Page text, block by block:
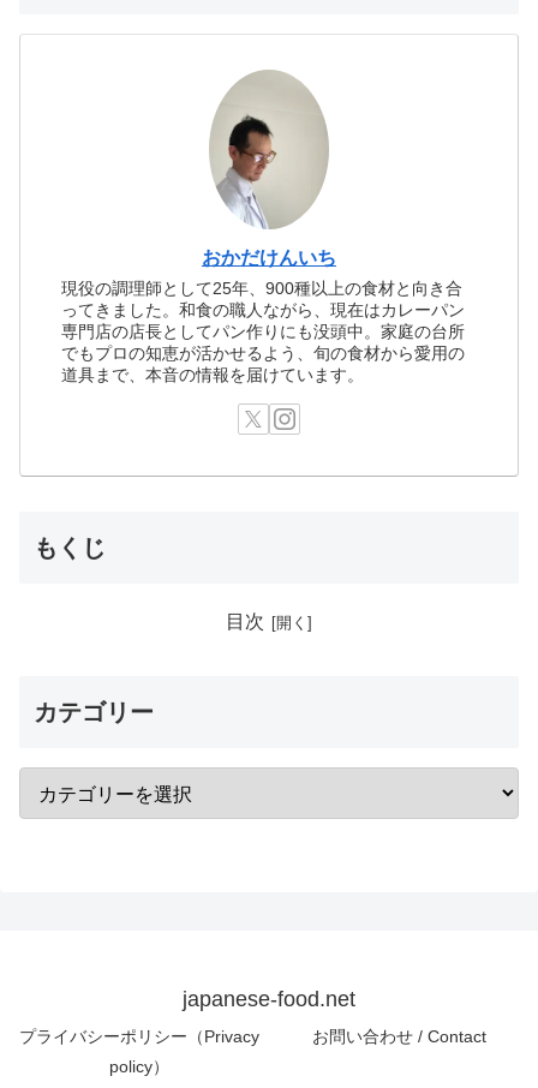
おかだけんいち
現役の調理師として25年、900種以上の食材と向き合
ってきました。和食の職人ながら、現在はカレーパン
専門店の店長としてパン作りにも没頭中。家庭の台所
でもプロの知恵が活かせるよう、旬の食材から愛用の
道具まで、本音の情報を届けています。
もくじ
目次
カテゴリー
japanese-food.net
プライバシーポリシー（Privacy
policy）
お問い合わせ / Contact